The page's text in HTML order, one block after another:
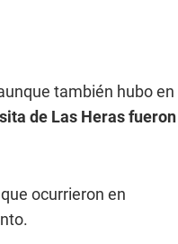
también hubo en
de Las Heras fueron
ocurrieron en